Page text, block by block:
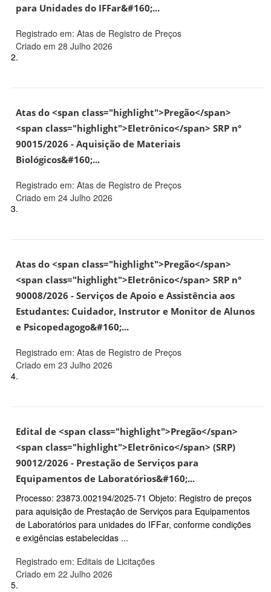
para Unidades do IFFar&#160;...
Registrado em: Atas de Registro de Preços
Criado em 28 Julho 2026
2.
Atas do <span class="highlight">Pregão</span>
<span class="highlight">Eletrônico</span> SRP n°
90015/2026 - Aquisição de Materiais
Biológicos&#160;...
Registrado em: Atas de Registro de Preços
Criado em 24 Julho 2026
3.
Atas do <span class="highlight">Pregão</span>
<span class="highlight">Eletrônico</span> SRP n°
90008/2026 - Serviços de Apoio e Assistência aos
Estudantes: Cuidador, Instrutor e Monitor de Alunos
e Psicopedagogo&#160;...
Registrado em: Atas de Registro de Preços
Criado em 23 Julho 2026
4.
Edital de <span class="highlight">Pregão</span>
<span class="highlight">Eletrônico</span> (SRP)
90012/2026 - Prestação de Serviços para
Equipamentos de Laboratórios&#160;...
Processo: 23873.002194/2025-71 Objeto: Registro de preços
para aquisição de Prestação de Serviços para Equipamentos
de Laboratórios para unidades do IFFar, conforme condições
e exigências estabelecidas ...
Registrado em: Editais de Licitações
Criado em 22 Julho 2026
5.